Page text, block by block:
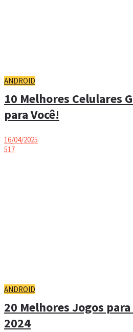
ANDROID
10 Melhores Celulares
para Você!
16/04/2025
517
ANDROID
20 Melhores Jogos
2024